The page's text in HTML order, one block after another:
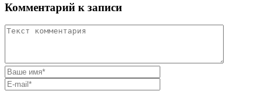
Комментарий к записи